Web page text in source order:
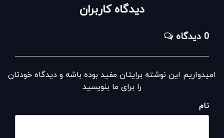
دیدگاه کاربران
0 دیدگاه
امیدواریم این نوشته برایتان مفید بوده باشه و دیدگاه خودتان
را برای ما بنویسید
نام